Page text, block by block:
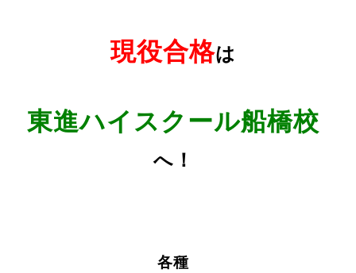
現役合格は
東進ハイスクール船橋校
へ！
各種